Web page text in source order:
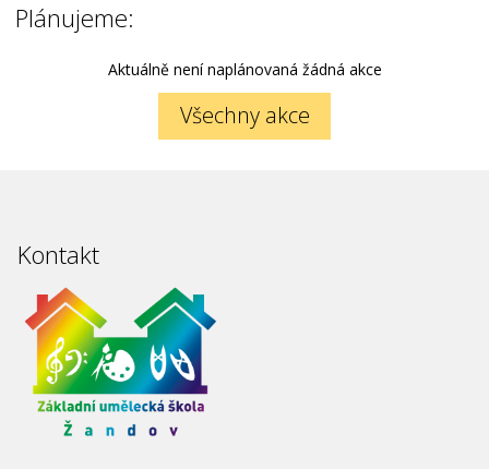
Plánujeme:
Aktuálně není naplánovaná žádná akce
Všechny akce
Kontakt